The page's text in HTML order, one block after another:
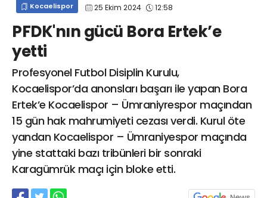
Kocaelispor 25 Ekim 2024 12:58
PFDK'nın gücü Bora Ertek’e
yetti
Profesyonel Futbol Disiplin Kurulu,
Kocaelispor’da anonsları başarı ile yapan Bora
Ertek’e Kocaelispor – Ümraniyrespor maçından
15 gün hak mahrumiyeti cezası verdi. Kurul öte
yandan Kocaelispor – Ümraniyespor maçında
yine stattaki bazı tribünleri bir sonraki
Karagümrük maçı için bloke etti.
info@spor41.com